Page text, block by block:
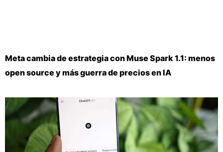
Meta cambia de estrategia con Muse Spark 1.1: menos
open source y más guerra de precios en IA